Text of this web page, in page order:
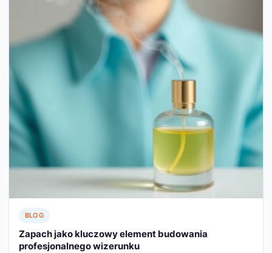
BLOG
Zapach jako kluczowy element budowania
profesjonalnego wizerunku